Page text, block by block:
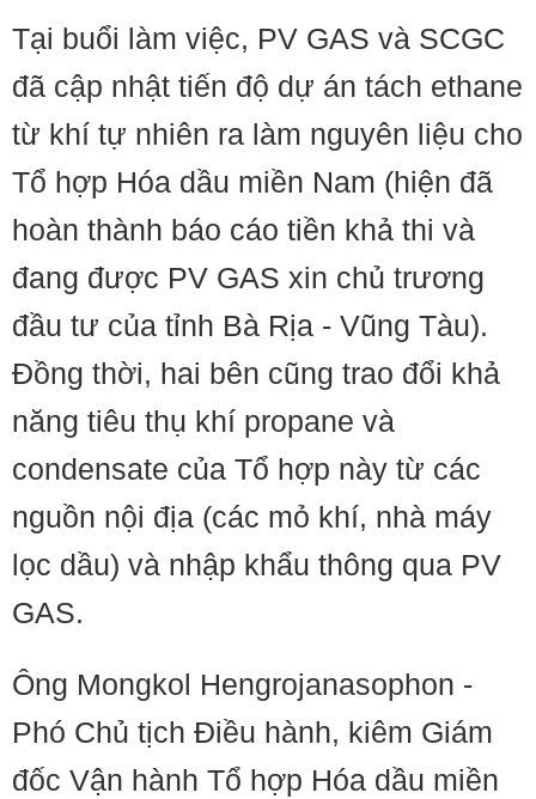
Tại buổi làm việc, PV GAS và SCGC
đã cập nhật tiến độ dự án tách ethane
từ khí tự nhiên ra làm nguyên liệu cho
Tổ hợp Hóa dầu miền Nam (hiện đã
hoàn thành báo cáo tiền khả thi và
đang được PV GAS xin chủ trương
đầu tư của tỉnh Bà Rịa - Vũng Tàu).
Đồng thời, hai bên cũng trao đổi khả
năng tiêu thụ khí propane và
condensate của Tổ hợp này từ các
nguồn nội địa (các mỏ khí, nhà máy
lọc dầu) và nhập khẩu thông qua PV
GAS.
Ông Mongkol Hengrojanasophon -
Phó Chủ tịch Điều hành, kiêm Giám
đốc Vận hành Tổ hợp Hóa dầu miền